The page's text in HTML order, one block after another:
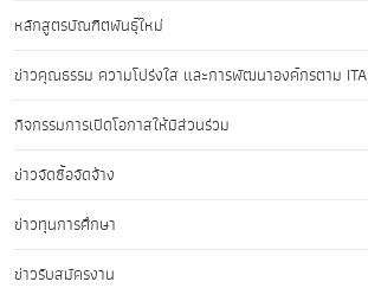
หลักสูตรบัณฑิตพันธุ์ใหม่
ข่าวคุณธรรม ความโปร่งใส และการพัฒนาองค์กรตาม ITA
กิจกรรมการเปิดโอกาสให้มีส่วนร่วม
ข่าวจัดซื้อจัดจ้าง
ข่าวทุนการศึกษา
ข่าวรับสมัครงาน